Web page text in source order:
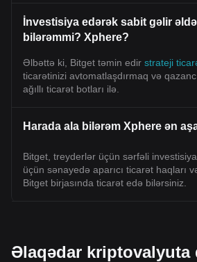
İnvestisiya edərək sabit gəlir
bilərəmmi? Xphere?
Əlbəttə ki, Bitget təmin edir strateji
ticarətinizi avtomatlaşdırmaq və
ağıllı ticarət botları ilə.
Harada ala bilərəm Xphere ən
Bitget, treyderlər üçün sərfəli
üçün sənayedə aparıcı ticarət haqları
Bitget birjasında ticarət edə bilərsiniz.
Əlaqədar kriptovalyuta